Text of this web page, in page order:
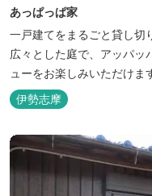
あっぱっぱ家
一戸建てをまるごと貸し切
広々とした庭で、アッパッ
ューをお楽しみいただけま
伊勢志摩